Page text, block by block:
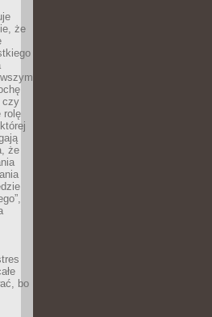
że
czy
rolę
że
bo